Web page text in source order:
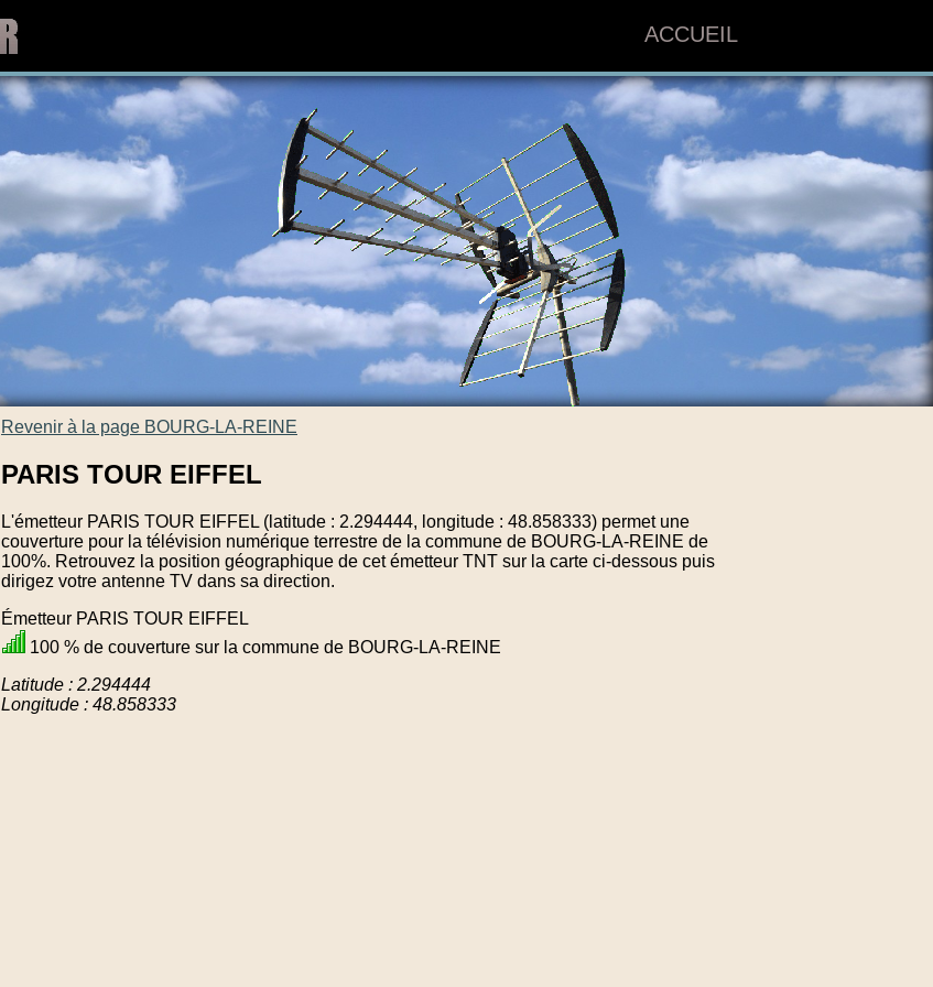
ACCUEIL
Revenir à la page BOURG-LA-REINE
PARIS TOUR EIFFEL
L'émetteur PARIS TOUR EIFFEL (latitude : 2.294444, longitude : 48.858333) permet une
couverture pour la télévision numérique terrestre de la commune de BOURG-LA-REINE de
100%. Retrouvez la position géographique de cet émetteur TNT sur la carte ci-dessous puis
dirigez votre antenne TV dans sa direction.
Émetteur PARIS TOUR EIFFEL
100 % de couverture sur la commune de BOURG-LA-REINE
Latitude : 2.294444
Longitude : 48.858333